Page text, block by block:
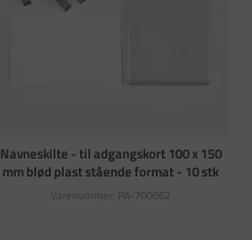
Navneskilte - til adgangskort 100 x 150
mm blød plast stående format - 10 stk
Varenummer: PA-700662